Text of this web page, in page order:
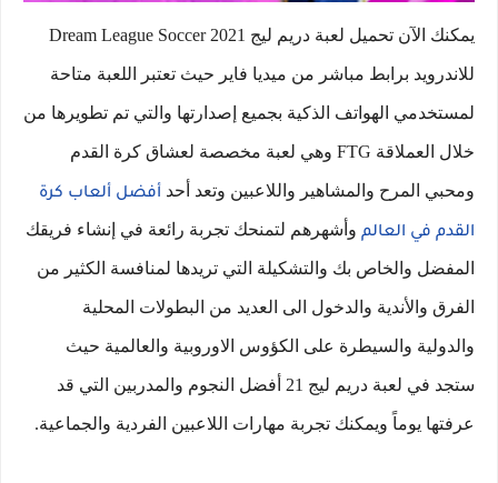
يمكنك الآن تحميل لعبة دريم ليج 2021 Dream League Soccer
للاندرويد برابط مباشر من ميديا فاير حيث تعتبر اللعبة متاحة
لمستخدمي الهواتف الذكية بجميع إصدارتها والتي تم تطويرها من
خلال العملاقة FTG وهي لعبة مخصصة لعشاق كرة القدم
ومحبي المرح والمشاهير واللاعبين وتعد أحد أفضل ألعاب كرة
القدم في العالم وأشهرهم لتمنحك تجربة رائعة في إنشاء فريقك
المفضل والخاص بك والتشكيلة التي تريدها لمنافسة الكثير من
الفرق والأندية والدخول الى العديد من البطولات المحلية
والدولية والسيطرة على الكؤوس الاوروبية والعالمية حيث
ستجد في لعبة دريم ليج 21 أفضل النجوم والمدربين التي قد
عرفتها يوماً ويمكنك تجربة مهارات اللاعبين الفردية والجماعية.